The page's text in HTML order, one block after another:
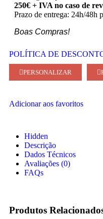
250€ + IVA no caso de
Prazo de entrega: 24h/48h
Boas Compras!
POLÍTICA DE
PERSONALIZAR
Adicionar aos favoritos
Hidden
Descrição
Dados Técnicos
Avaliações (0)
FAQs
Produtos